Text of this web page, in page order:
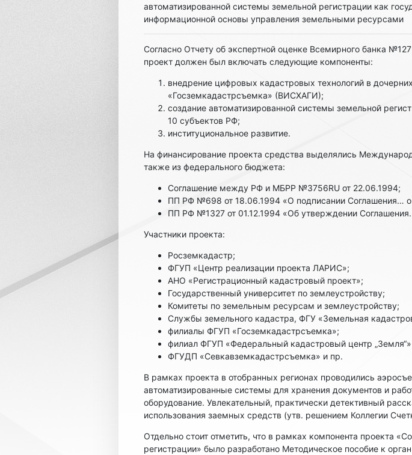
автоматизированной системы земельной регистрации как
информационной основы управления земельными ресурсами
Согласно Отчету об экспертной оценке Всемирного банка
проект должен был включать следующие компоненты:
внедрение цифровых кадастровых технологий в
«Госземкадастрсъемка» (ВИСХАГИ);
создание автоматизированной системы земельной
10 субъектов РФ;
институциональное развитие.
На финансирование проекта средства выделялись
также из федерального бюджета:
Соглашение между РФ и МБРР №3756RU от 22.06.1994;
ПП РФ №698 от 18.06.1994 «О подписании Соглашения…
ПП РФ №1327 от 01.12.1994 «Об утверждении
Участники проекта:
Росземкадастр;
ФГУП «Центр реализации проекта ЛАРИС»;
АНО «Регистрационный кадастровый проект»;
Государственный университет по землеустройству;
Комитеты по земельным ресурсам и землеустройству;
Службы земельного кадастра, ФГУ «Земельная
филиалы ФГУП «Госземкадастрсъемка»;
филиал ФГУП «Федеральный кадастровый центр
ФГУДП «Севкавземкадастрсъемка» и пр.
В рамках проекта в отобранных регионах проводились
автоматизированные системы для хранения документов и
оборудование. Увлекательный, практически детективный
использования заемных средств (утв. решением Коллегии
Отдельно стоит отметить, что в рамках компонента проекта
регистрации» было разработано Методическое пособие к